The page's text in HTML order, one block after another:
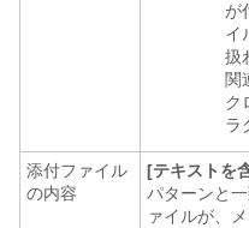
が
イ
扱
関
ク
ラ
添付ファイル
の内容
[テキストを
パターンと
ァイルが、